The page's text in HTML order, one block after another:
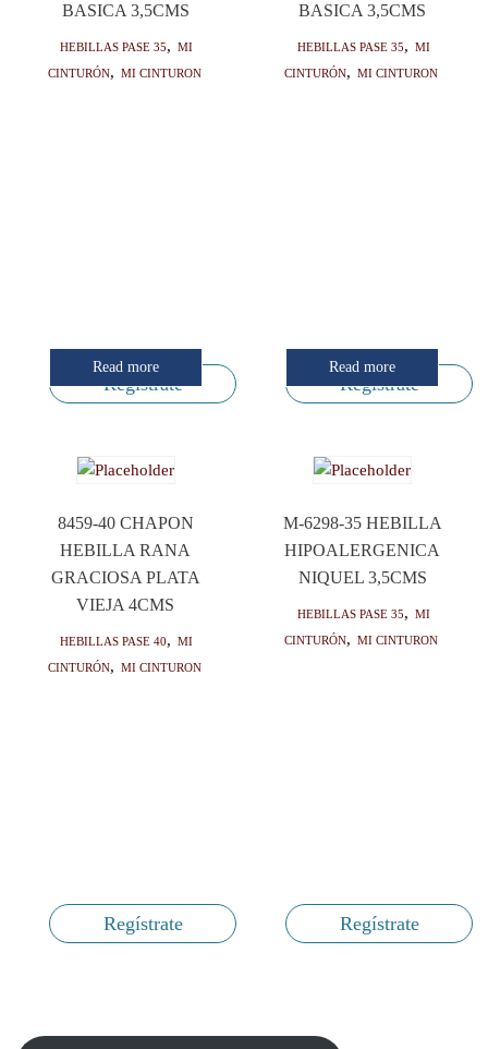
BASICA 3,5CMS
HEBILLAS PASE 35, Mi
Cinturón, Mi cinturon
Regístrate
Read more
BASICA 3,5CMS
HEBILLAS PASE 35, Mi
Cinturón, Mi cinturon
Regístrate
Read more
8459-40 CHAPON
HEBILLA RANA
GRACIOSA PLATA
VIEJA 4CMS
HEBILLAS PASE 40, Mi
Cinturón, Mi cinturon
Regístrate
M-6298-35 HEBILLA
HIPOALERGENICA
NIQUEL 3,5CMS
HEBILLAS PASE 35, Mi
Cinturón, Mi cinturon
Regístrate